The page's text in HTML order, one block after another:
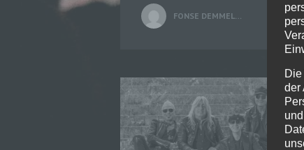
FONSE DEMMELHUBER
der